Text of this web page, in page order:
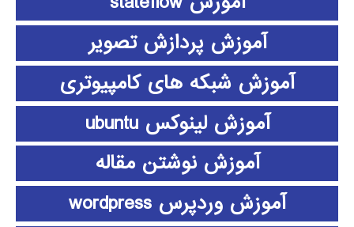
آموزش پردازش تصویر
آموزش شبکه های کامپیوتری
آموزش لینوکس ubuntu
آموزش نوشتن مقاله
آموزش وردپرس wordpress